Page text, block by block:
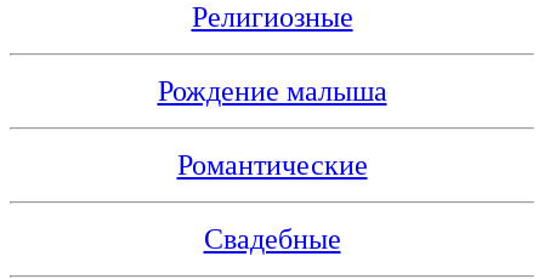
Религиозные
Рождение малыша
Романтические
Свадебные